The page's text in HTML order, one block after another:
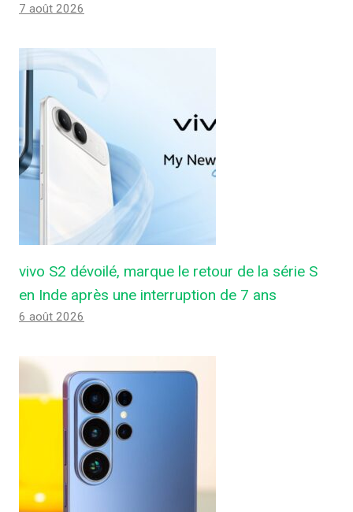
7 août 2026
vivo S2 dévoilé, marque le retour de la série S
en Inde après une interruption de 7 ans
6 août 2026